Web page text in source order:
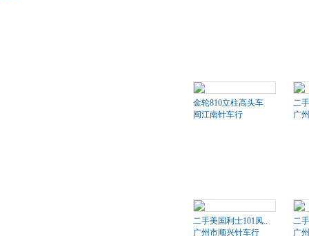
金轮810立柱高头车
闽江南针车行
二
广
二手美国利士101凤..
广州市顺兴针车行
二
广